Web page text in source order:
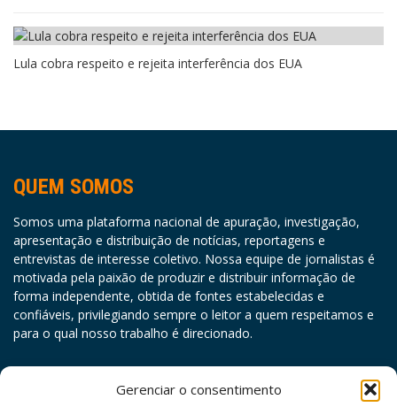
Gerenciar o consentimento
Lula cobra respeito e rejeita interferência dos EUA
QUEM SOMOS
Somos uma plataforma nacional de apuração, investigação,
apresentação e distribuição de notícias, reportagens e
entrevistas de interesse coletivo. Nossa equipe de jornalistas é
motivada pela paixão de produzir e distribuir informação de
forma independente, obtida de fontes estabelecidas e
confiáveis, privilegiando sempre o leitor a quem respeitamos e
para o qual nosso trabalho é direcionado.